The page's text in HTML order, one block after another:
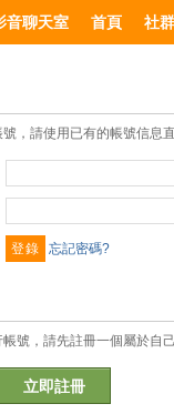
音聊天室 首頁 社
，請使用已有的帳號信息
忘記密碼?
號，請先註冊一個屬於自己
立即註冊